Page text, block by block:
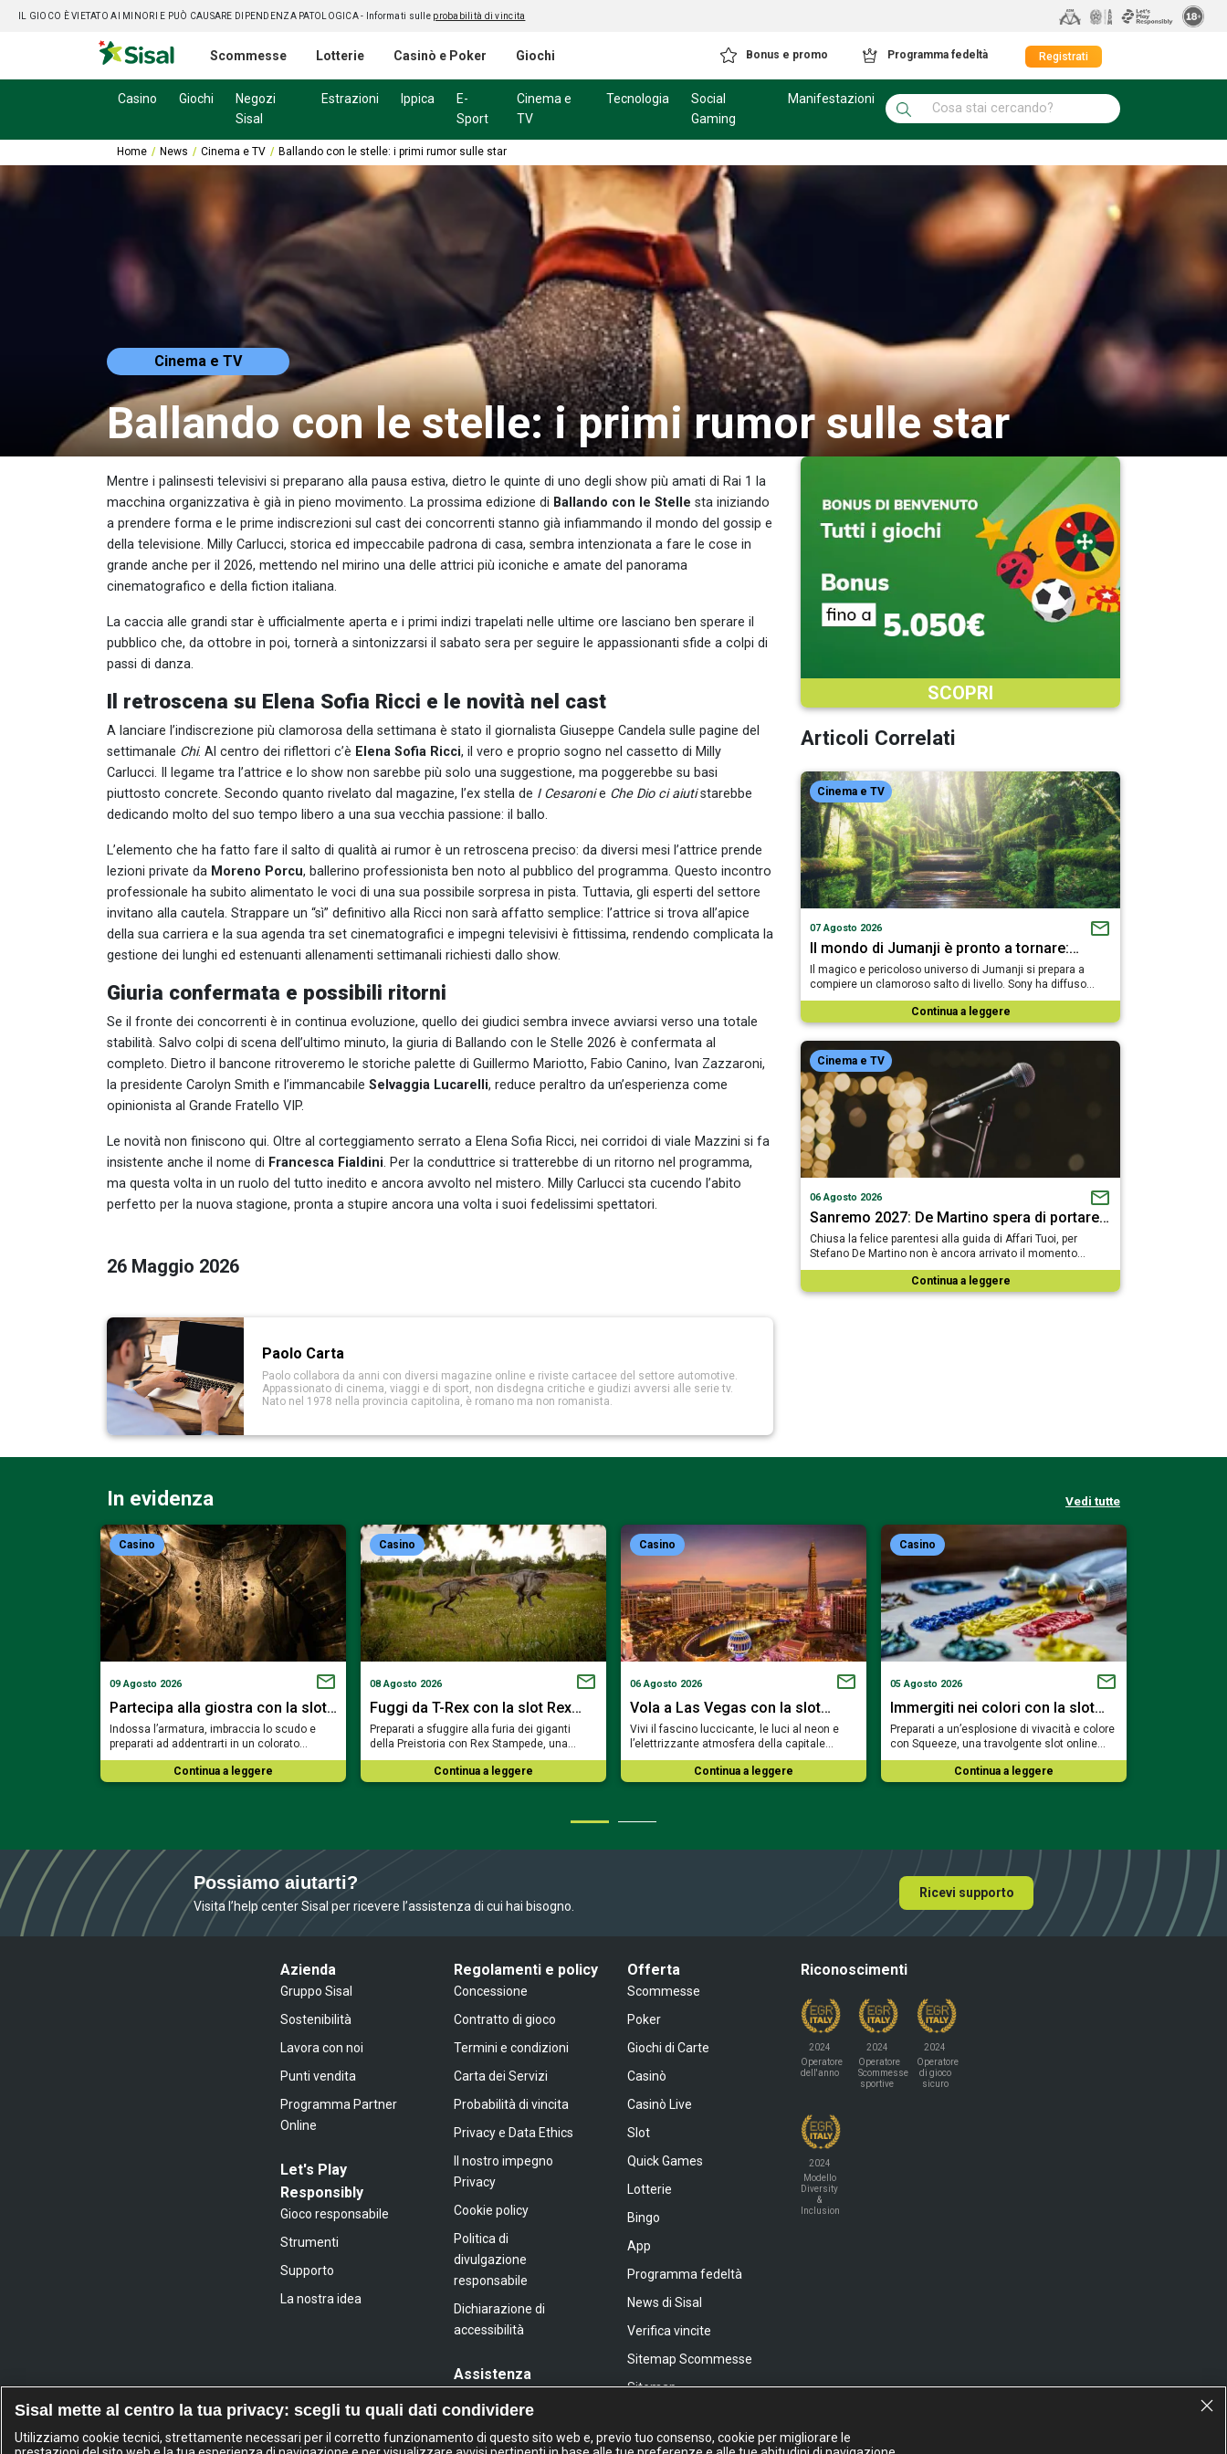
IL GIOCO È VIETATO AI MINORI E PUÒ CAUSARE DIPENDENZA PATOLOGICA - Informati sulle probabilità di vincita
Scommesse Lotterie Casinò e Poker Giochi Bonus e promo Programma fedeltà Registrati
Casino Giochi
Negozi
Sisal
Estrazioni Ippica
E-
Sport
Cinema e
TV
Tecnologia
Social
Gaming
Manifestazioni
Home News Cinema e TV Ballando con le stelle: i primi rumor sulle star
Cinema e TV
Ballando con le stelle: i primi rumor sulle star
Mentre i palinsesti televisivi si preparano alla pausa estiva, dietro le quinte di uno degli show più amati di Rai 1 la
macchina organizzativa è già in pieno movimento. La prossima edizione di Ballando con le Stelle sta iniziando
a prendere forma e le prime indiscrezioni sul cast dei concorrenti stanno già infiammando il mondo del gossip e
della televisione. Milly Carlucci, storica ed impeccabile padrona di casa, sembra intenzionata a fare le cose in
grande anche per il 2026, mettendo nel mirino una delle attrici più iconiche e amate del panorama
cinematografico e della fiction italiana.
La caccia alle grandi star è ufficialmente aperta e i primi indizi trapelati nelle ultime ore lasciano ben sperare il
pubblico che, da ottobre in poi, tornerà a sintonizzarsi il sabato sera per seguire le appassionanti sfide a colpi di
passi di danza.
Il retroscena su Elena Sofia Ricci e le novità nel cast
A lanciare l’indiscrezione più clamorosa della settimana è stato il giornalista Giuseppe Candela sulle pagine del
settimanale Chi. Al centro dei riflettori c’è Elena Sofia Ricci, il vero e proprio sogno nel cassetto di Milly
Carlucci. Il legame tra l’attrice e lo show non sarebbe più solo una suggestione, ma poggerebbe su basi
piuttosto concrete. Secondo quanto rivelato dal magazine, l’ex stella de I Cesaronie Che Dio ci aiutistarebbe
dedicando molto del suo tempo libero a una sua vecchia passione: il ballo.
L’elemento che ha fatto fare il salto di qualità ai rumor è un retroscena preciso: da diversi mesi l’attrice prende
lezioni private da Moreno Porcu, ballerino professionista ben noto al pubblico del programma. Questo incontro
professionale ha subito alimentato le voci di una sua possibile sorpresa in pista. Tuttavia, gli esperti del settore
invitano alla cautela. Strappare un “sì” definitivo alla Ricci non sarà affatto semplice: l’attrice si trova all’apice
della sua carriera e la sua agenda tra set cinematografici e impegni televisivi è fittissima, rendendo complicata la
gestione dei lunghi ed estenuanti allenamenti settimanali richiesti dallo show.
Giuria confermata e possibili ritorni
Se il fronte dei concorrenti è in continua evoluzione, quello dei giudici sembra invece avviarsi verso una totale
stabilità. Salvo colpi di scena dell’ultimo minuto, la giuria di Ballando con le Stelle 2026 è confermata al
completo. Dietro il bancone ritroveremo le storiche palette di Guillermo Mariotto, Fabio Canino, Ivan Zazzaroni,
la presidente Carolyn Smith e l’immancabile Selvaggia Lucarelli, reduce peraltro da un’esperienza come
opinionista al Grande Fratello VIP.
Le novità non finiscono qui. Oltre al corteggiamento serrato a Elena Sofia Ricci, nei corridoi di viale Mazzini si fa
insistente anche il nome di Francesca Fialdini. Per la conduttrice si tratterebbe di un ritorno nel programma,
ma questa volta in un ruolo del tutto inedito e ancora avvolto nel mistero. Milly Carlucci sta cucendo l’abito
perfetto per la nuova stagione, pronta a stupire ancora una volta i suoi fedelissimi spettatori.
26 Maggio 2026
Paolo Carta
Paolo collabora da anni con diversi magazine online e riviste cartacee del settore automotive.
Appassionato di cinema, viaggi e di sport, non disdegna critiche e giudizi avversi alle serie tv.
Nato nel 1978 nella provincia capitolina, è romano ma non romanista.
SCOPRI
Articoli Correlati
Cinema e TV
07 Agosto 2026
Il mondo di Jumanji è pronto a tornare:…
Il magico e pericoloso universo di Jumanji si prepara a
compiere un clamoroso salto di livello. Sony ha diffuso…
Continua a leggere
Cinema e TV
06 Agosto 2026
Sanremo 2027: De Martino spera di portare…
Chiusa la felice parentesi alla guida di Affari Tuoi, per
Stefano De Martino non è ancora arrivato il momento…
Continua a leggere
In evidenza Vedi tutte
Casino
09 Agosto 2026
Partecipa alla giostra con la slot…
Indossa l’armatura, imbraccia lo scudo e
preparati ad addentrarti in un colorato…
Continua a leggere
Casino
08 Agosto 2026
Fuggi da T-Rex con la slot Rex…
Preparati a sfuggire alla furia dei giganti
della Preistoria con Rex Stampede, una…
Continua a leggere
Casino
06 Agosto 2026
Vola a Las Vegas con la slot…
Vivi il fascino luccicante, le luci al neon e
l’elettrizzante atmosfera della capitale…
Continua a leggere
Casino
05 Agosto 2026
Immergiti nei colori con la slot…
Preparati a un’esplosione di vivacità e colore
con Squeeze, una travolgente slot online…
Continua a leggere
Possiamo aiutarti?
Visita l’help center Sisal per ricevere l’assistenza di cui hai bisogno.
Ricevi supporto
Azienda
Gruppo Sisal
Sostenibilità
Lavora con noi
Punti vendita
Programma Partner
Online
Let's Play
Responsibly
Gioco responsabile
Strumenti
Supporto
La nostra idea
Regolamenti e policy
Concessione
Contratto di gioco
Termini e condizioni
Carta dei Servizi
Probabilità di vincita
Privacy e Data Ethics
Il nostro impegno
Privacy
Cookie policy
Politica di
divulgazione
responsabile
Dichiarazione di
accessibilità
Assistenza
Offerta
Scommesse
Poker
Giochi di Carte
Casinò
Casinò Live
Slot
Quick Games
Lotterie
Bingo
App
Programma fedeltà
News di Sisal
Verifica vincite
Sitemap Scommesse
Sitemap
Riconoscimenti
2024
Operatore
dell'anno
2024
Operatore
Scommesse
sportive
2024
Operatore
di gioco
sicuro
2024
Modello
Diversity
&
Inclusion
Sisal mette al centro la tua privacy: scegli tu quali dati condividere
Utilizziamo cookie tecnici, strettamente necessari per il corretto funzionamento di questo sito web e, previo tuo consenso, cookie per migliorare le